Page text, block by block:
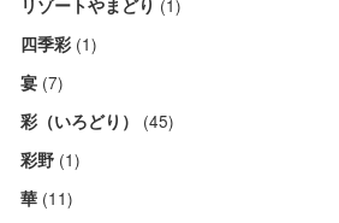
リゾートやまどり (1)
四季彩 (1)
宴 (7)
彩（いろどり） (45)
彩野 (1)
華 (11)